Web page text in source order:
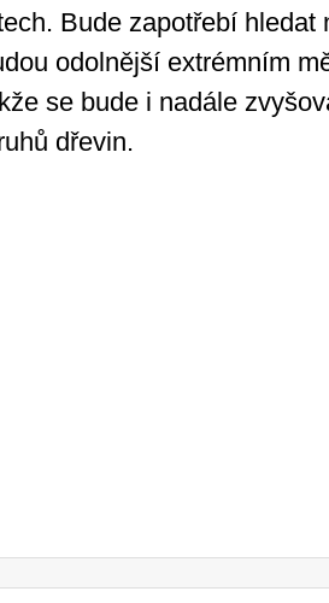
Bude zapotřebí hledat
odolnější extrémním
se bude i nadále
dřevin.